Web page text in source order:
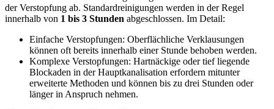
der Verstopfung ab. Standardreinigungen werden in der Regel
innerhalb von 1 bis 3 Stunden abgeschlossen. Im Detail:
Einfache Verstopfungen: Oberflächliche Verklausungen
können oft bereits innerhalb einer Stunde behoben werden.
Komplexe Verstopfungen: Hartnäckige oder tief liegende
Blockaden in der Hauptkanalisation erfordern mitunter
erweiterte Methoden und können bis zu drei Stunden oder
länger in Anspruch nehmen.